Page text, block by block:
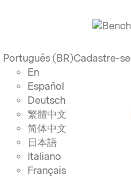
Português (BR)
En
Español
Deutsch
繁體中文
简体中文
日本語
Italiano
Français
Cadastre-se